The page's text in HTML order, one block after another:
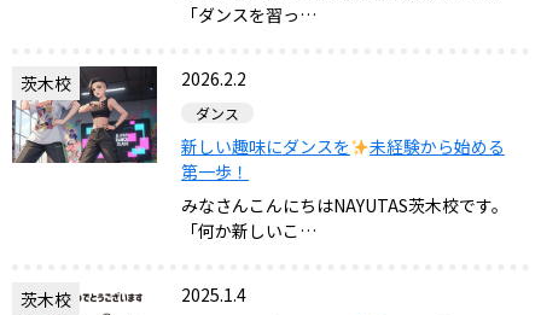
「ダンスを習っ…
茨木校 2026.2.2
ダンス
新しい趣味にダンスを
未経験から始める
第一歩！
みなさんこんにちはNAYUTAS茨木校です。
「何か新しいこ…
茨木校
2025.1.4